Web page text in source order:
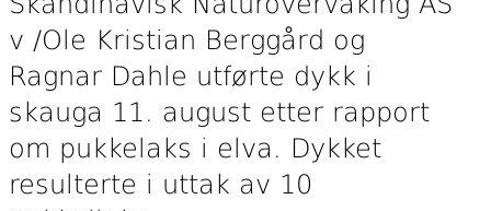
v /Ole Kristian Berggård og
Ragnar Dahle utførte dykk i
skauga 11. august etter rapport
om pukkelaks i elva. Dykket
resulterte i uttak av 10